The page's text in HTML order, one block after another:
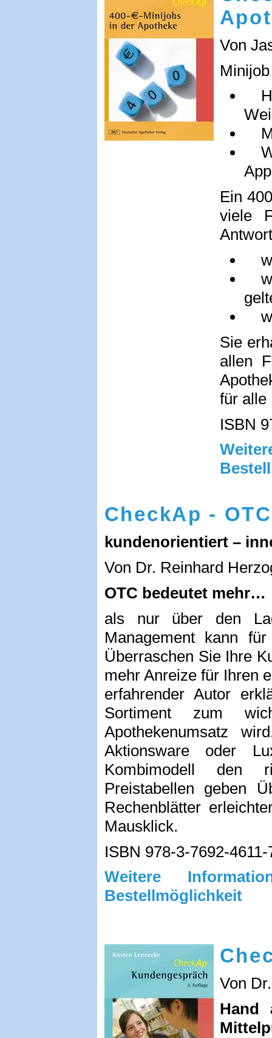
Von
Ein
viele
Sie
allen
für alle
ISBN
CheckAp -
kundenorientiert –
Von Dr. Reinhard
OTC bedeutet mehr…
als nur über den
Management kann
Überraschen Sie Ihre
mehr Anreize für Ihren
erfahrender Autor
Sortiment zum
Apothekenumsatz
Aktionsware oder
Kombimodell den
Preistabellen geben
Rechenblätter
Mausklick.
ISBN 978-3-7692-4611-
Weitere
Bestellmöglichkeit
Von
Hand